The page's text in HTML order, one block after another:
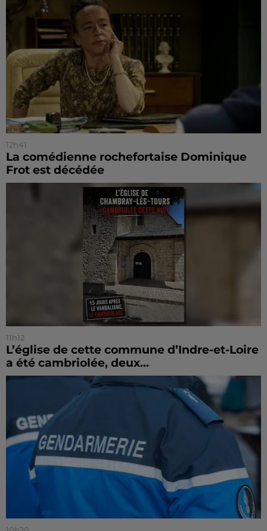
12h41
La comédienne rochefortaise Dominique
Frot est décédée
11h12
L’église de cette commune d’Indre-et-Loire
a été cambriolée, deux...